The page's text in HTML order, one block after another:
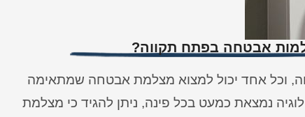
אבטחה בפתח תקווה?
וכל אחד יכול למצוא מצלמת אבטחה שמתאימה
נמצאת כמעט בכל פינה, ניתן להגיד כי מצלמת